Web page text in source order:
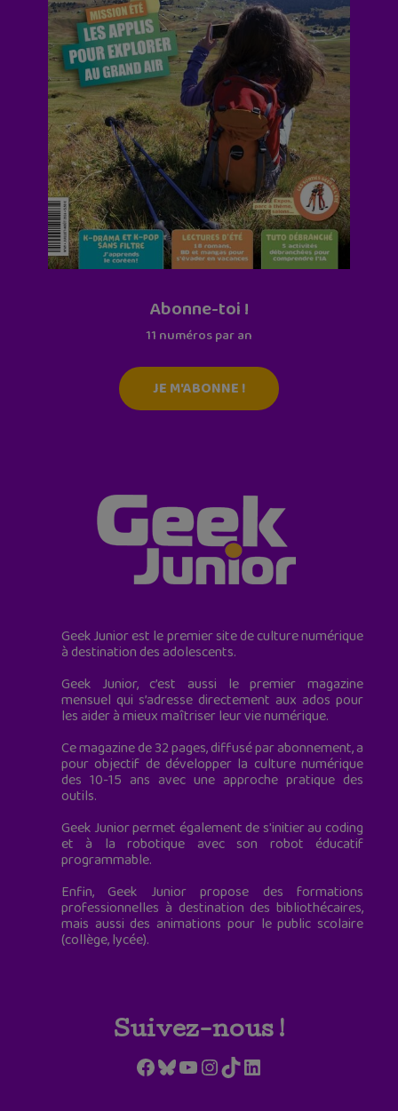
Abonne-toi !
11 numéros par an
JE M'ABONNE !
Geek Junior est le premier site de culture numérique
à destination des adolescents.
Geek Junior, c’est aussi le premier magazine
mensuel qui s’adresse directement aux ados pour
les aider à mieux maîtriser leur vie numérique.
Ce magazine de 32 pages, diffusé par abonnement, a
pour objectif de développer la culture numérique
des 10-15 ans avec une approche pratique des
outils.
Geek Junior permet également de s'initier au coding
et à la robotique avec son robot éducatif
programmable.
Enfin, Geek Junior propose des formations
professionnelles à destination des bibliothécaires,
mais aussi des animations pour le public scolaire
(collège, lycée).
Suivez-nous !
Facebook
Bluesky
YouTube
Instagram
TikTokLinkedIn